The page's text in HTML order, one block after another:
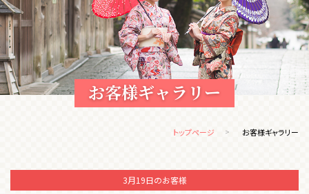
お客様ギャラリー
トップページ お客様ギャラリー
3月19日のお客様